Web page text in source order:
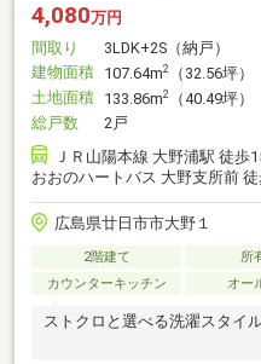
4,080万円
間取り
3LDK+2S（納戸）
建物面積 107.64m2
（32.56坪）
土地面積 133.86m2
（40.49坪）
総戸数
2戸
ＪＲ山陽本線 大野浦駅 徒歩
おおのハートバス 大野支所前
広島県廿日市市大野１
2階建て 所
カウンターキッチン
オー
ストクロと選べる洗濯スタイ